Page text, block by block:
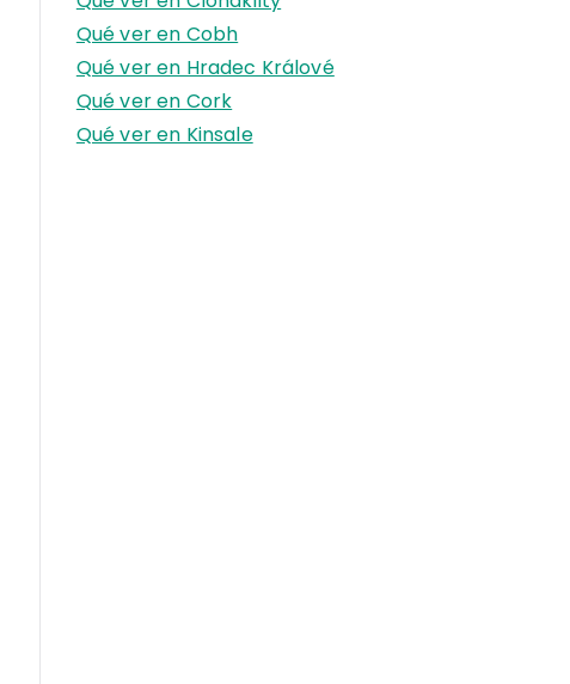
Qué ver en Cobh
Qué ver en Hradec Králové
Qué ver en Cork
Qué ver en Kinsale